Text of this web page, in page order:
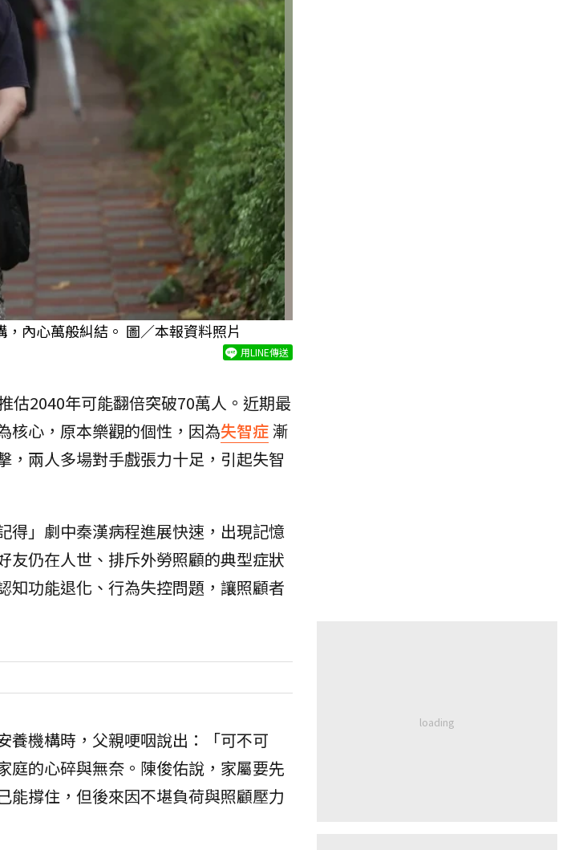
內心萬般糾結。 圖／本報資料照片
用LINE傳送
估2040年可能翻倍突破70萬人。近期最
核心，原本樂觀的個性，因為失智症漸
，兩人多場對手戲張力十足，引起失智
得」劇中秦漢病程進展快速，出現記憶
友仍在人世、排斥外勞照顧的典型症狀
知功能退化、行為失控問題，讓照顧者
養機構時，父親哽咽說出：「可不可
庭的心碎與無奈。陳俊佑說，家屬要先
能撐住，但後來因不堪負荷與照顧壓力